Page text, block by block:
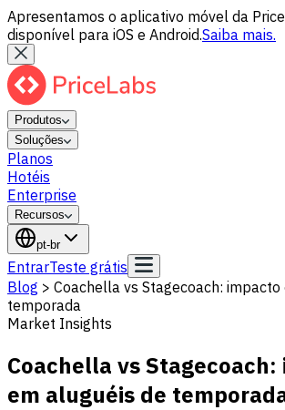
Apresentamos o aplicativo móvel da
disponível para iOS e Android.Saiba mais.
Produtos
Soluções
Planos
Hotéis
Enterprise
Recursos
pt-br
EntrarTeste grátis
Blog > Coachella vs Stagecoach: impacto
temporada
Market Insights
Coachella vs
em aluguéis de